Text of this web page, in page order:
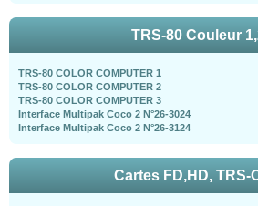
TRS-80 Couleur
TRS-80 COLOR COMPUTER 1
TRS-80 COLOR COMPUTER 2
TRS-80 COLOR COMPUTER 3
Interface Multipak Coco 2 N°26-3024
Interface Multipak Coco 2 N°26-3124
Cartes FD,HD, TRS-